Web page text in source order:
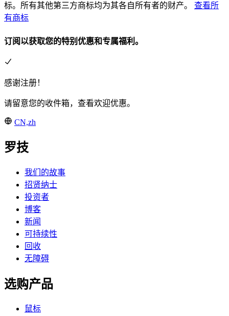
标。所有其他第三方商标均为其各自所有者的财产。 查看所
有商标
订阅以获取您的特别优惠和专属福利。
感谢注册！
请留意您的收件箱，查看欢迎优惠。
CN,zh
罗技
我们的故事
招贤纳士
投资者
博客
新闻
可持续性
回收
无障碍
选购产品
鼠标